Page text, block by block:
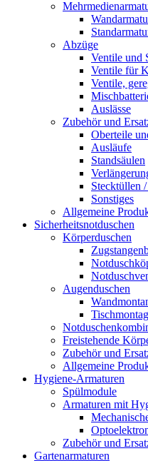
Abzüge
Ventile und
Ventile für
Ventile,
Auslässe
Zubehör und
Oberteile
Ausläufe
Standsäulen
Stecktüllen
Sonstiges
Allgemeine
Sicherheitsnotduschen
Körperduschen
Augenduschen
Freistehende
Zubehör und
Allgemeine
Hygiene-Armaturen
Spülmodule
Armaturen mit
Zubehör und
Gartenarmaturen